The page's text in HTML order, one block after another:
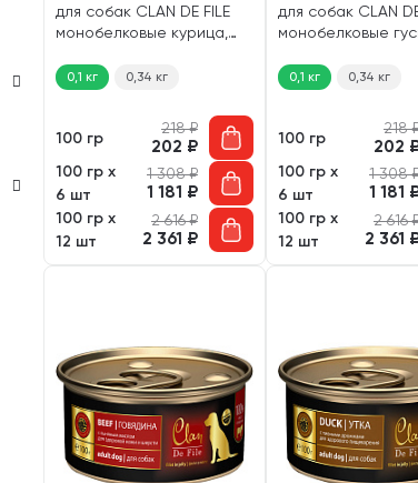
для собак CLAN DE FILE
монобелковые курица,
0,1 кг 0,34 кг
100 гр
218₽
202 ₽
100 гр х
6 шт
1 308₽
1 181 ₽
100 гр х
12 шт
2 616₽
2 361 ₽
для собак CLAN
монобелковые
0,1 кг 0,34 кг
100 гр
218
202
100 гр х
6 шт
1 308
1 181
100 гр х
12 шт
2 616
2 361